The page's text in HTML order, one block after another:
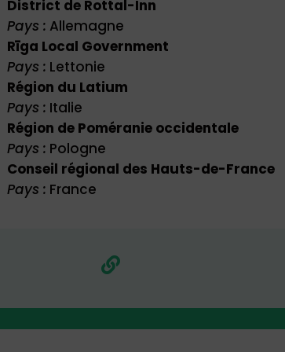
District de Rottal-Inn
Pays : Allemagne
Rīga Local Government
Pays : Lettonie
Région du Latium
Pays : Italie
Région de Poméranie occidentale
Pays : Pologne
Conseil régional des Hauts-de-France
Pays : France
